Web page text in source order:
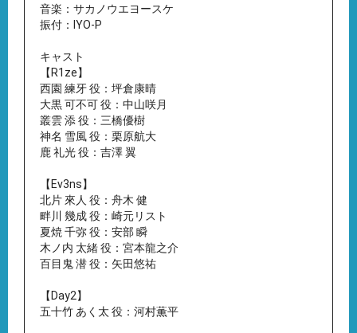
音楽：サカノウエヨースケ
振付：IYO-P
キャスト
【R1ze】
西園 練牙 役：坪倉康晴
大黒 可不可 役：中山咲月
叢雲 添 役：三橋優樹
神名 雪風 役：栗原航大
鹿 礼光 役：吉澤 翼
【Ev3ns】
北片 來人 役：舟木 健
畔川 幾成 役：崎元リスト
夏焼 千弥 役：安部 瞬
木ノ内 太緒 役：宮本龍之介
百目鬼 潜 役：矢田悠祐
【Day2】
五十竹 あく太 役：河村薫平